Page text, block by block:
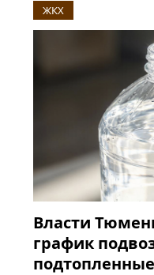
ЖКХ
Власти
график